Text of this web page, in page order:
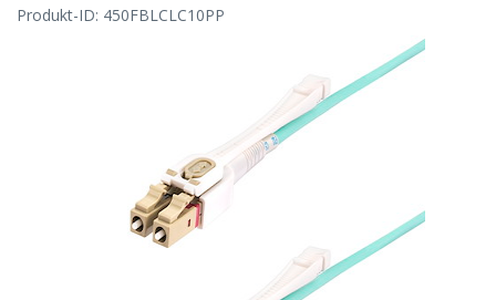
Produkt-ID: 450FBLCLC10PP